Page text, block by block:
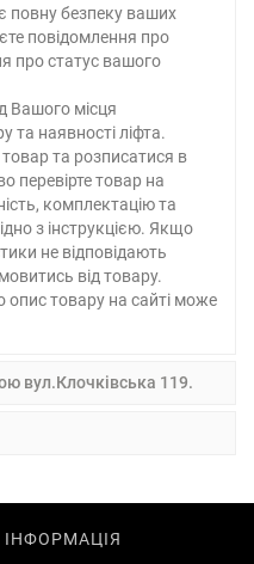
повну безпеку ваших
повідомлення про
про статус вашого
Вашого місця
та наявності ліфта.
та розписатися в
перевірте товар на
комплектацію та
з інструкцією. Якщо
не відповідають
від товару.
товару на сайті може
вул.Клочківська 119.
ІНФОРМАЦІЯ